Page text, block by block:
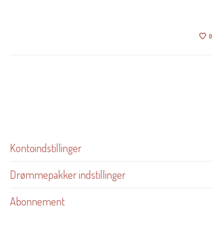
0
Kontoindstillinger
Drømmepakker indstillinger
Abonnement